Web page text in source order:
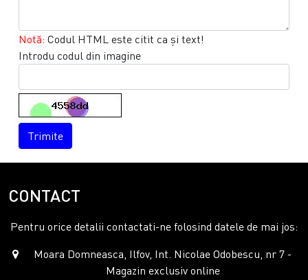
Notă: Codul HTML este citit ca şi text!
Introdu codul din imagine
Trimite
CONTACT
Pentru orice detalii contactati-ne folosind datele de mai jos:
Moara Domneasca, Ilfov, Int. Nicolae Odobescu, nr 7 -
Magazin exclusiv online